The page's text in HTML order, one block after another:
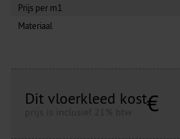
Prijs per m1
Materiaal
Dit vloerkleed kost€